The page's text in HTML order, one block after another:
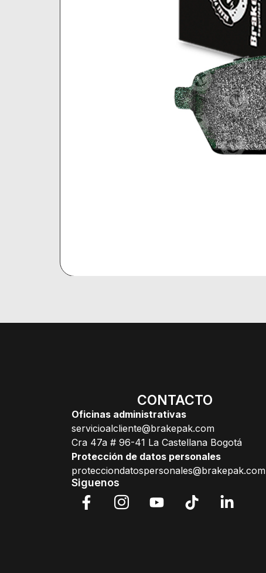
CONTACTO
Oficinas administrativas
servicioalcliente@brakepak.com
Cra 47a # 96-41 La Castellana Bogotá
Protección de datos personales
protecciondatospersonales@brakepak.com
Siguenos